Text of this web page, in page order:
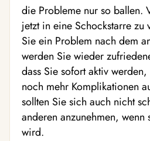
die Probleme nur so ballen.
jetzt in eine Schockstarre zu
Sie ein Problem nach dem
werden Sie wieder
dass Sie sofort aktiv
noch mehr Komplikationen
sollten Sie sich auch nicht
anderen anzunehmen, wenn
wird.